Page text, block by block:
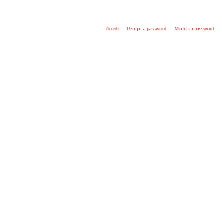
Accedi Recupera password Modifica password